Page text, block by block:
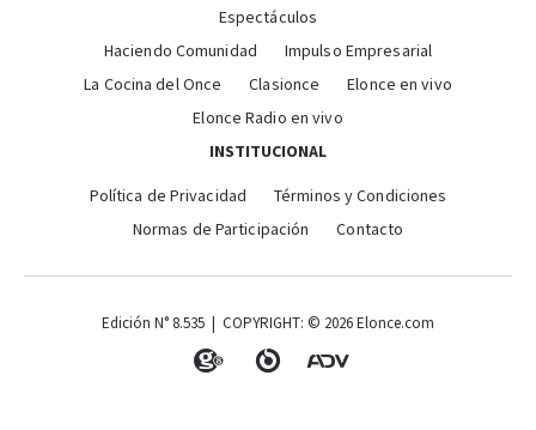
Espectáculos
Haciendo Comunidad
Impulso Empresarial
La Cocina del Once
Clasionce
Elonce en vivo
Elonce Radio en vivo
INSTITUCIONAL
Política de Privacidad
Términos y Condiciones
Normas de Participación
Contacto
Edición N° 8.535 | COPYRIGHT: © 2026 Elonce.com